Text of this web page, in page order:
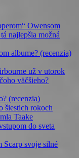
Owensom
najlepšia možná
albume? (recenzia)
už v utorok
väčšieho?
(recenzia)
šiestich rokoch
Taake
do sveta
Scarp svoje silné